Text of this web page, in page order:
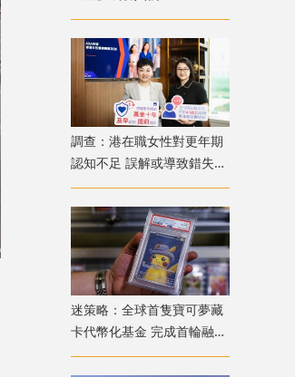
調查：港在職女性對更年期
認知不足 誤解或導致錯失
「黃金預防期」
迷策略：全球首隻寶可夢藏
卡代幣化基金 完成首輪融資
兼獲超購